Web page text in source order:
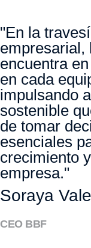
"En la
empresarial,
encuentra
en cada
impulsando
sostenible
de tomar
esenciales
crecimiento
empresa."
Soraya
CEO BBF